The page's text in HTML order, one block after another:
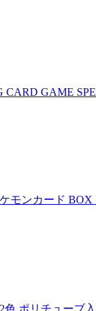
GAME
ケモンカード
ポリチューブ